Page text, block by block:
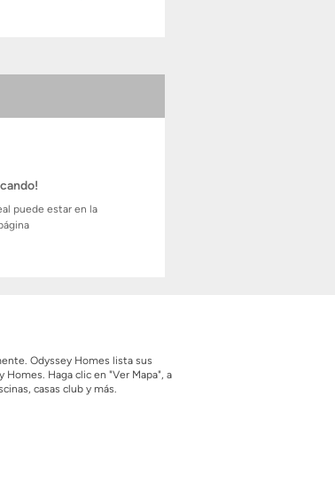
puede estar en la
Odyssey Homes lista sus
Haga clic en "Ver Mapa", a
casas club y más.